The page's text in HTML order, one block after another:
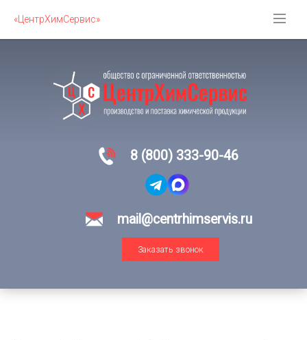
«ЦентрХимСервис»
8 (800) 333-90-46
mail@centrhimservis.ru
Заказать звонок